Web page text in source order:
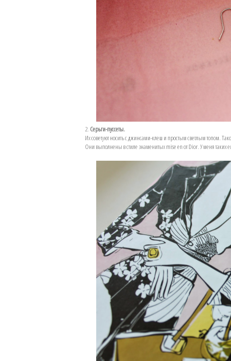
2. Серьги-пуссеты.
Их советуют носить с джинсами-клеш и простым светлым топом.
Они выполнены в стиле знаменитых mise en от Dior. У меня таких